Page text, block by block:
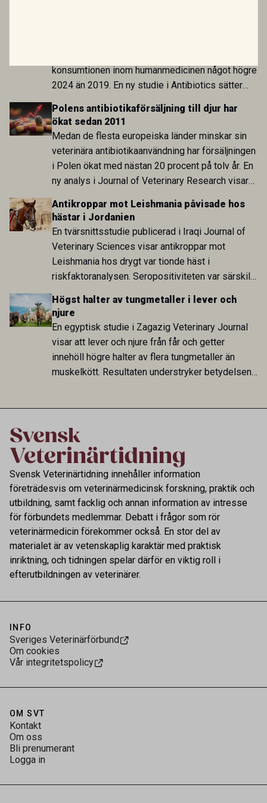
konsumtionen inom humanmedicinen något högre
2024 än 2019. En ny studie i Antibiotics sätter
utvecklingen inom de båda sektorerna sida vid
sida och pekar på en obalans i EU:s One Health-
arbete.
Polens antibiotikaförsäljning till djur har
ökat sedan 2011
Medan de flesta europeiska länder minskar sin
veterinära antibiotikaanvändning har försäljningen
i Polen ökat med nästan 20 procent på tolv år. En
ny analys i Journal of Veterinary Research visar
att skillnaden mot lågförbrukarländer som
Sverige är fortsatt stor.
Antikroppar mot Leishmania påvisade hos
hästar i Jordanien
En tvärsnittsstudie publicerad i Iraqi Journal of
Veterinary Sciences visar antikroppar mot
Leishmania hos drygt var tionde häst i
riskfaktoranalysen. Seropositiviteten var särskilt
hög i Zarqa och statistiskt kopplad till bland
annat stallhållning. Resultaten visar att hästarna
har exponerats för parasiten – men inte att de
fungerar som reservoarer eller bidrar till
smittspridning.
Högst halter av tungmetaller i lever och
njure
En egyptisk studie i Zagazig Veterinary Journal
visar att lever och njure från får och getter
innehöll högre halter av flera tungmetaller än
muskelkött. Resultaten understryker betydelsen
Svensk Veterinärtidning innehåller information
företrädesvis om veterinärmedicinsk forskning, praktik och
utbildning, samt facklig och annan information av intresse
för förbundets medlemmar. Debatt i frågor som rör
veterinärmedicin förekommer också. En stor del av
materialet är av vetenskaplig karaktär med praktisk
inriktning, och tidningen spelar därför en viktig roll i
efterutbildningen av veterinärer.
INFO
Sveriges Veterinärförbund
Om cookies
Vår integritetspolicy
OM SVT
Kontakt
Om oss
Bli prenumerant
Logga in